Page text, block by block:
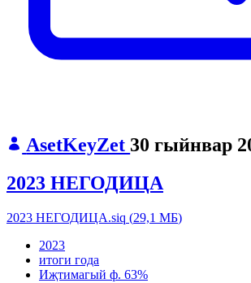
AsetKeyZet 30 гыйнвар
2023 НЕГОДИЦА
2023 НЕГОДИЦА.siq (29,1 МБ)
2023
итоги года
Иҗтимагый ф. 63%